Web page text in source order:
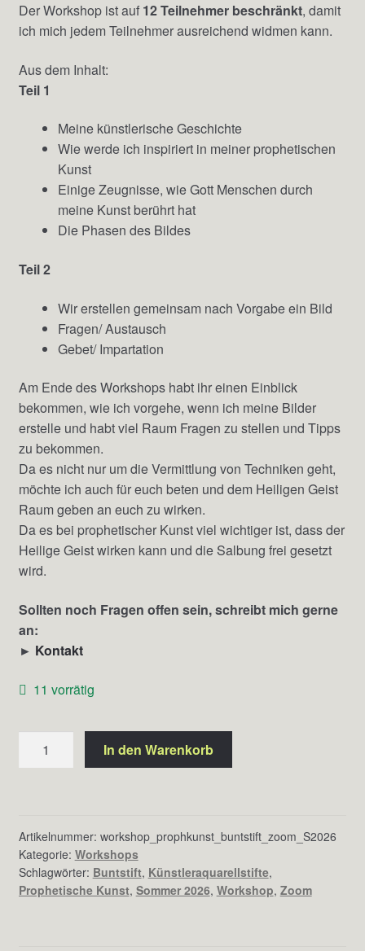
Der Workshop ist auf 12 Teilnehmer beschränkt, damit
ich mich jedem Teilnehmer ausreichend widmen kann.
Aus dem Inhalt:
Teil 1
Meine künstlerische Geschichte
Wie werde ich inspiriert in meiner prophetischen
Kunst
Einige Zeugnisse, wie Gott Menschen durch
meine Kunst berührt hat
Die Phasen des Bildes
Teil 2
Wir erstellen gemeinsam nach Vorgabe ein Bild
Fragen/ Austausch
Gebet/ Impartation
Am Ende des Workshops habt ihr einen Einblick
bekommen, wie ich vorgehe, wenn ich meine Bilder
erstelle und habt viel Raum Fragen zu stellen und Tipps
zu bekommen.
Da es nicht nur um die Vermittlung von Techniken geht,
möchte ich auch für euch beten und dem Heiligen Geist
Raum geben an euch zu wirken.
Da es bei prophetischer Kunst viel wichtiger ist, dass der
Heilige Geist wirken kann und die Salbung frei gesetzt
wird.
Sollten noch Fragen offen sein, schreibt mich gerne
an:
► Kontakt
11 vorrätig
Kunst
2026)
Menge
In den Warenkorb
Artikelnummer: workshop_prophkunst_buntstift_zoom_S2026
Kategorie: Workshops
Schlagwörter: Buntstift, Künstleraquarellstifte,
Prophetische Kunst, Sommer 2026, Workshop, Zoom